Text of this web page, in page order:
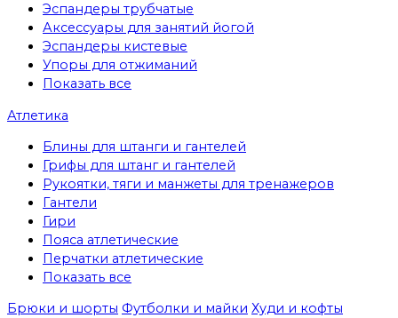
Эспандеры трубчатые
Аксессуары для занятий йогой
Эспандеры кистевые
Упоры для отжиманий
Показать все
Атлетика
Блины для штанги и гантелей
Грифы для штанг и гантелей
Рукоятки, тяги и манжеты для тренажеров
Гантели
Гири
Пояса атлетические
Перчатки атлетические
Показать все
Брюки и шорты Футболки и майки Худи и кофты